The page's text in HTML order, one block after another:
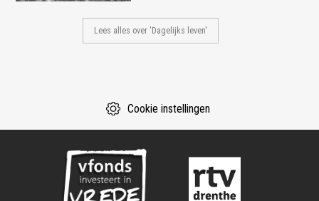
Lees alles over 'Dagelijks leven'
Cookie instellingen